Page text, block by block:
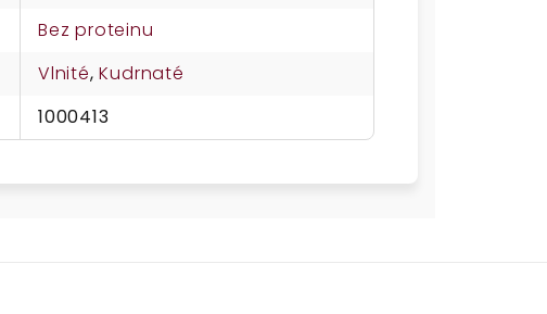
Bez proteinu
Vlnité,Kudrnaté
1000413